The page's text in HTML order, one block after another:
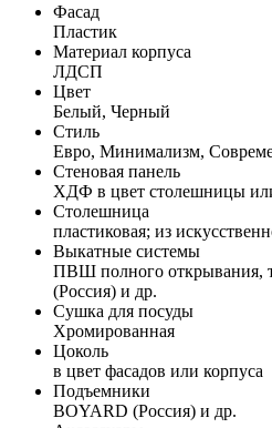
Фасад
Пластик
Материал корпуса
ЛДСП
Цвет
Белый, Черный
Стиль
Евро, Минимализм,
Стеновая панель
ХДФ в цвет столешницы
Столешница
пластиковая; из
Выкатные системы
ПВШ полного открывания,
(Россия) и др.
Сушка для посуды
Хромированная
Цоколь
в цвет фасадов или корпуса
Подъемники
BOYARD (Россия) и др.